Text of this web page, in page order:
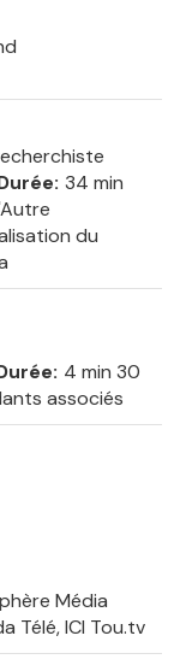
34 min
du
4 min 30
associés
Média
Télé, ICI Tou.tv